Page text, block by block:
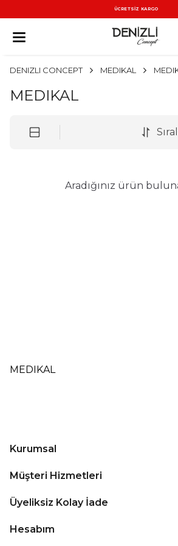
ÜCRETSİZ KARGO
DENIZLI CONCEPT MEDIKAL
MEDIKAL
Aradığınız ürün
MEDIKAL
Kurumsal
Müşteri Hizmetleri
Üyeliksiz Kolay İade
Hesabım